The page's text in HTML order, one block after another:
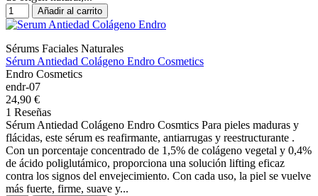
Añadir al carrito
Sérums Faciales Naturales
Sérum Antiedad Colágeno Endro Cosmetics
Endro Cosmetics
endr-07
24,90 €
1 Reseñas
Sérum Antiedad Colágeno Endro Cosmtics Para pieles maduras y
flácidas, este sérum es reafirmante, antiarrugas y reestructurante .
Con un porcentaje concentrado de 1,5% de colágeno vegetal y 0,4%
de ácido poliglutámico, proporciona una solución lifting eficaz
contra los signos del envejecimiento. Con cada uso, la piel se vuelve
más fuerte, firme, suave y...